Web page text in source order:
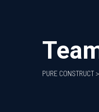
PURE CONSTRUCT>